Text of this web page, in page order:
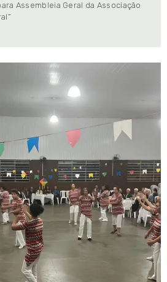
Assembleia Geral da Associação